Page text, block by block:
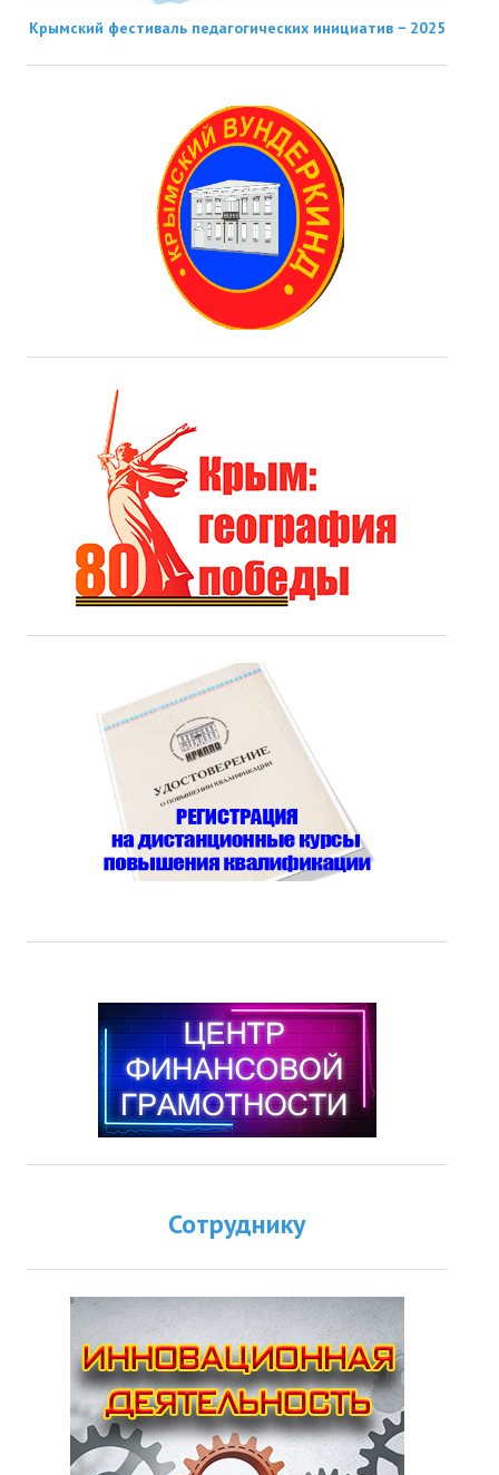
Крымский фестиваль педагогических инициатив − 2025
Сотруднику